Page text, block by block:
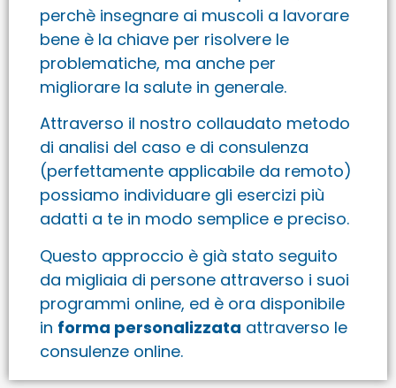
perchè insegnare ai muscoli a lavorare
bene è la chiave per risolvere le
problematiche, ma anche per
migliorare la salute in generale.
Attraverso il nostro collaudato metodo
di analisi del caso e di consulenza
(perfettamente applicabile da remoto)
possiamo individuare gli esercizi più
adatti a te in modo semplice e preciso.
Questo approccio è già stato seguito
da migliaia di persone attraverso i suoi
programmi online, ed è ora disponibile
in forma personalizzata attraverso le
consulenze online.